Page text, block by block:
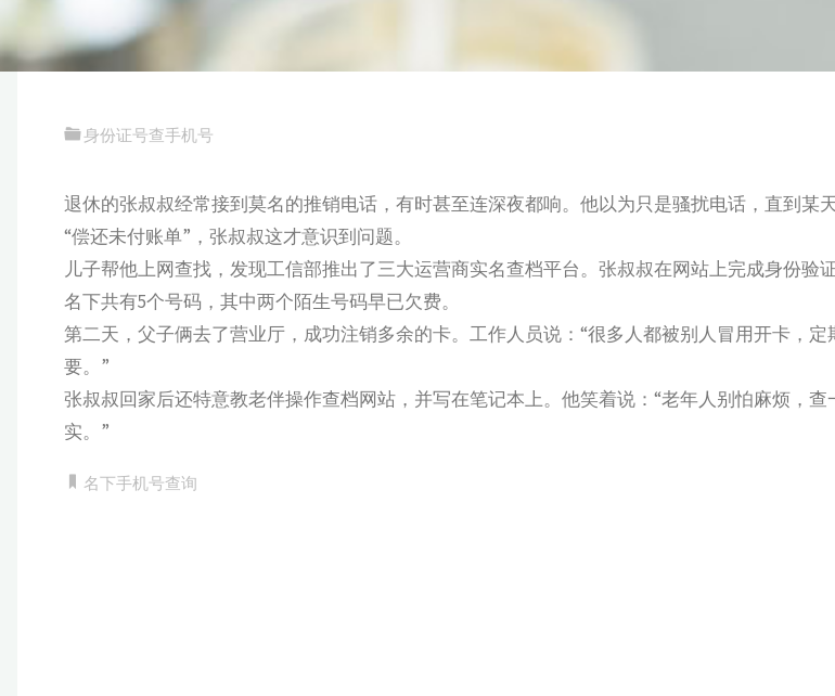
身份证号查手机号
退休的张叔叔经常接到莫名的推销电话，有时甚至连深夜都响。他以为只是骚扰电话，直到某
“偿还未付账单”，张叔叔这才意识到问题。
儿子帮他上网查找，发现工信部推出了三大运营商实名查档平台。张叔叔在网站上完成身份验
名下共有5个号码，其中两个陌生号码早已欠费。
第二天，父子俩去了营业厅，成功注销多余的卡。工作人员说：“很多人都被别人冒用开卡，定
要。”
张叔叔回家后还特意教老伴操作查档网站，并写在笔记本上。他笑着说：“老年人别怕麻烦，查
实。”
名下手机号查询